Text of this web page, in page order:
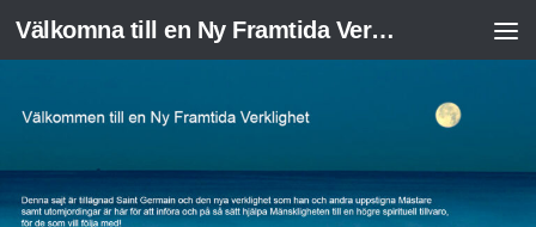
Skip to content Välkomna till en Ny Framtida Verklighet